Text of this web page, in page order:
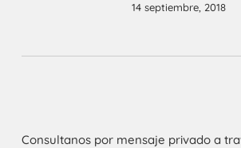
14 septiembre, 2018
Consultanos por mensaje privado a